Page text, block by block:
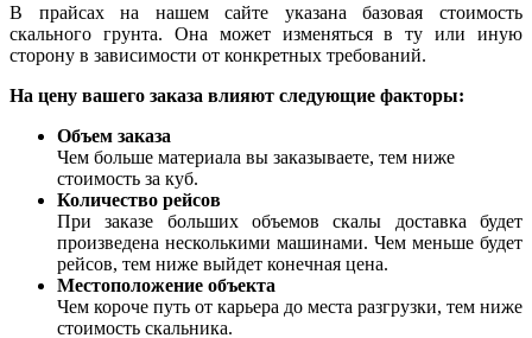
В прайсах на нашем сайте указана базовая стоимость
скального грунта. Она может изменяться в ту или иную
сторону в зависимости от конкретных требований.
На цену вашего заказа влияют следующие факторы:
Объем заказа
Чем больше материала вы заказываете, тем ниже
стоимость за куб.
Количество рейсов
При заказе больших объемов скалы доставка будет
произведена несколькими машинами. Чем меньше будет
рейсов, тем ниже выйдет конечная цена.
Местоположение объекта
Чем короче путь от карьера до места разгрузки, тем ниже
стоимость скальника.